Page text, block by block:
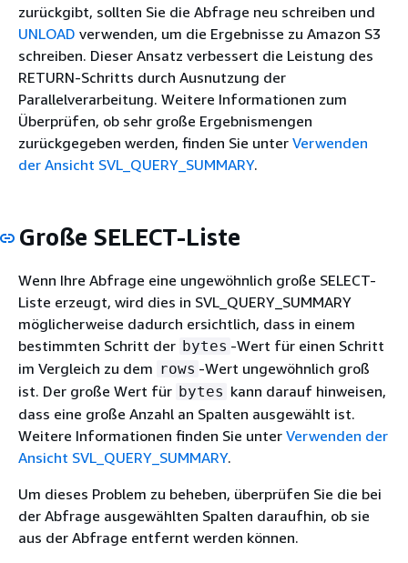
zurückgibt, sollten Sie die Abfrage neu schreiben und
UNLOAD verwenden, um die Ergebnisse zu Amazon S3
schreiben. Dieser Ansatz verbessert die Leistung des
RETURN-Schritts durch Ausnutzung der
Parallelverarbeitung. Weitere Informationen zum
Überprüfen, ob sehr große Ergebnismengen
zurückgegeben werden, finden Sie unter Verwenden
der Ansicht SVL_QUERY_SUMMARY.
Große SELECT-Liste
Wenn Ihre Abfrage eine ungewöhnlich große SELECT-
Liste erzeugt, wird dies in SVL_QUERY_SUMMARY
möglicherweise dadurch ersichtlich, dass in einem
bestimmten Schritt der bytes -Wert für einen Schritt
im Vergleich zu dem rows -Wert ungewöhnlich groß
ist. Der große Wert für bytes kann darauf hinweisen,
dass eine große Anzahl an Spalten ausgewählt ist.
Weitere Informationen finden Sie unter Verwenden der
Ansicht SVL_QUERY_SUMMARY.
Um dieses Problem zu beheben, überprüfen Sie die bei
der Abfrage ausgewählten Spalten daraufhin, ob sie
aus der Abfrage entfernt werden können.